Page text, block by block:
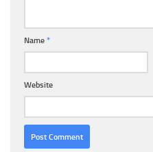
Name *
Website